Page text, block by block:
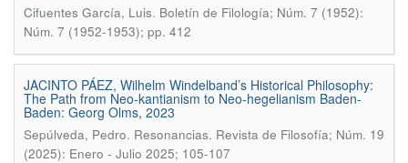
Cifuentes García, Luis. Boletín de Filología; Núm. 7 (1952):
Núm. 7 (1952-1953); pp. 412
JACINTO PÁEZ, Wilhelm Windelband’s Historical Philosophy:
The Path from Neo-kantianism to Neo-hegelianism Baden-
Baden: Georg Olms, 2023
Sepúlveda, Pedro. Resonancias. Revista de Filosofía; Núm. 19
(2025): Enero - Julio 2025; 105-107